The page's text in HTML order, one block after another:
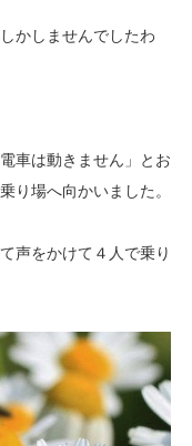
かしませんでしたわ
車は動きません」とお
り場へ向かいました。
声をかけて４人で乗り